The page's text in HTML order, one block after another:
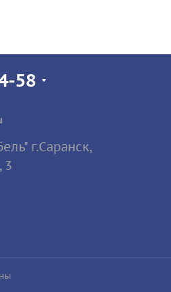
58
г.Саранск,
3